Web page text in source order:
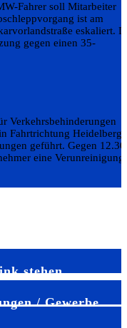
Fahrer soll Mitarbeiter
ist am
eskaliert.
gegen einen 35-
Verkehrsbehinderungen
Fahrtrichtung Heidelberg
geführt. Gegen 12.30
eine Verunreinigung
stehen
/ Gewerbe